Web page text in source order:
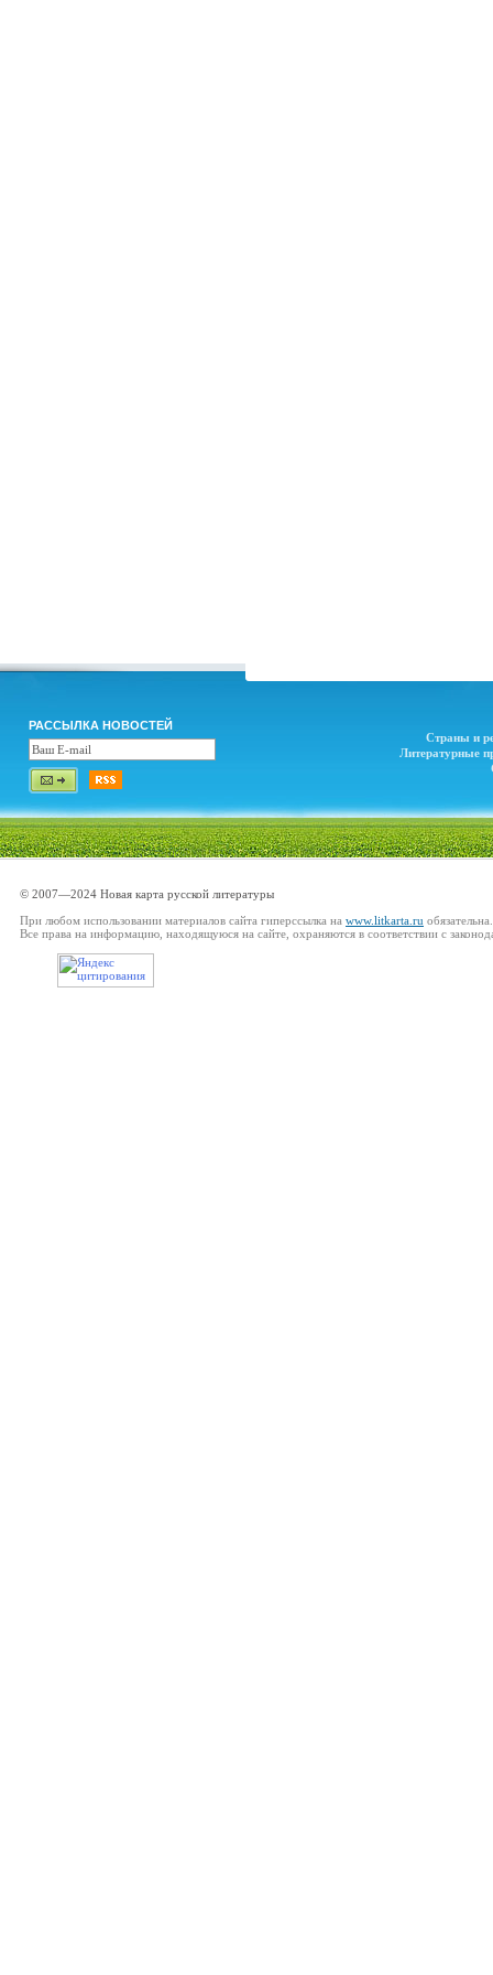
РАССЫЛКА НОВОСТЕЙ
Страны и
Литературные
© 2007—2024 Новая карта русской литературы
При любом использовании материалов сайта гиперссылка на www.litkarta.ru обязательна.
Все права на информацию, находящуюся на сайте, охраняются в соответствии с